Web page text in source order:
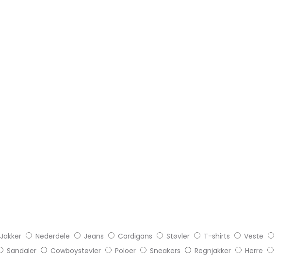
Jakker Nederdele Jeans Cardigans Støvler T-shirts
Veste
Sandaler Cowboystøvler Poloer Sneakers Regnjakker
Herre